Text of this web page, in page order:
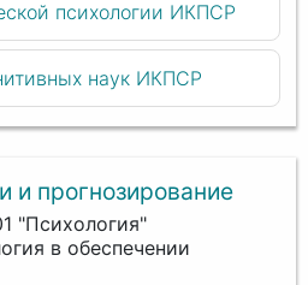
психологии ИКПСР
наук ИКПСР
и прогнозирование
"Психология"
в обеспечении